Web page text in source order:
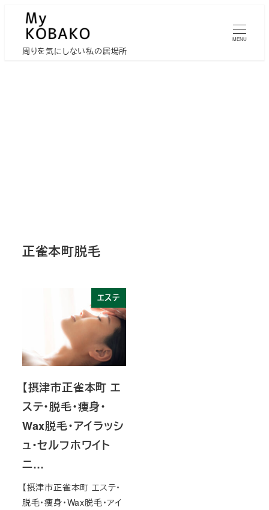
周りを気にしない私の居場所
MENU
正雀本町脱毛
エステ
【摂津市正雀本町 エ
ステ・脱毛・痩身・
Wax脱毛・アイラッシ
ュ・セルフホワイト
ニ…
【摂津市正雀本町 エステ・
脱毛・痩身・Wax脱毛・アイ